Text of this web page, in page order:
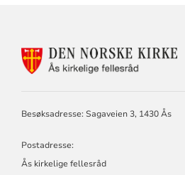
Besøksadresse: Sagaveien 3, 1430 Ås
Postadresse:
Ås kirkelige fellesråd